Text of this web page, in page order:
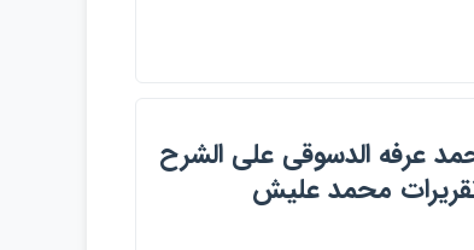
عرفه الدسوقي علي الشرح
تقريرات محمد عليش